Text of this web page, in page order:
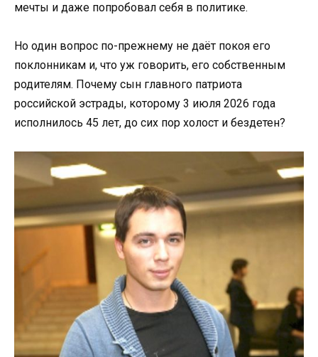
мечты и даже попробовал себя в политике.
Но один вопрос по-прежнему не даёт покоя его
поклонникам и, что уж говорить, его собственным
родителям. Почему сын главного патриота
российской эстрады, которому 3 июля 2026 года
исполнилось 45 лет, до сих пор холост и бездетен?